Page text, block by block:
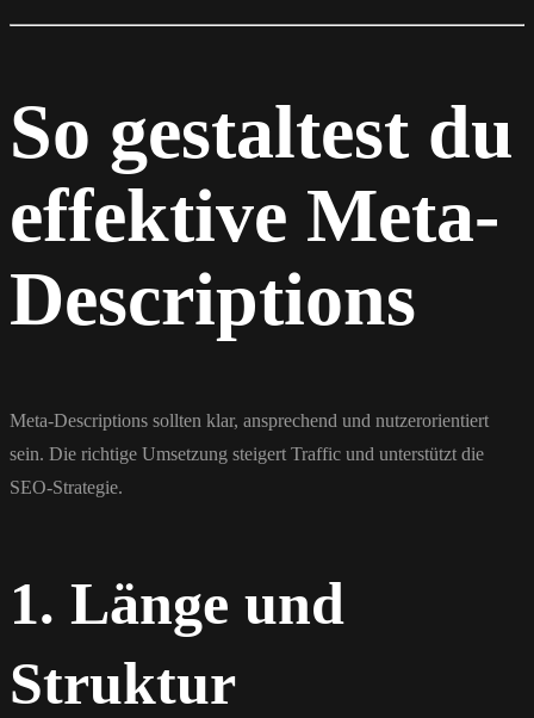
So gestaltest du
effektive Meta-
Descriptions
Meta-Descriptions sollten klar, ansprechend und nutzerorientiert
sein. Die richtige Umsetzung steigert Traffic und unterstützt die
SEO-Strategie.
1. Länge und
Struktur